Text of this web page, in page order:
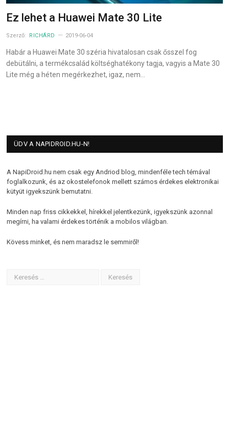
Ez lehet a Huawei Mate 30 Lite
Szerző: RICHÁRD 2019-06-04
Habár a Huawei Mate 30 széria hivatalosan csak ősszel fog
debütálni, a termékcsalád költséghatékony tagja, vagyis a Mate 30
Lite még a héten megérkezhet, igaz, nem…
ÜDV A NAPIDROID.HU-N!
A NapiDroid.hu nem csak egy Andriod blog, mindenféle tech témával
foglalkozunk, és az okostelefonok mellett számos érdekes elektronikai
kütyüt igyekszünk bemutatni.
Minden nap friss cikkekkel, hírekkel jelentkezünk, igyekszünk azonnal
megírni, ha valami érdekes történik a mobilos világban.
Kövess minket, és nem maradsz le semmiről!